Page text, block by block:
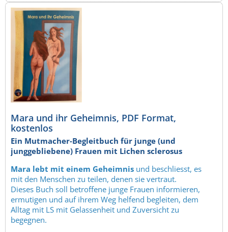
Mara und ihr Geheimnis, PDF Format,
kostenlos
Ein Mutmacher-Begleitbuch für junge (und
junggebliebene) Frauen mit Lichen sclerosus
Mara lebt mit einem Geheimnis und beschliesst, es
mit den Menschen zu teilen, denen sie vertraut.
Dieses Buch soll betroffene junge Frauen informieren,
ermutigen und auf ihrem Weg helfend begleiten, dem
Alltag mit LS mit Gelassenheit und Zuversicht zu
begegnen.